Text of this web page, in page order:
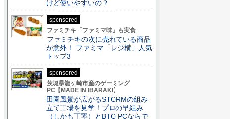
けど使いやすいの？
sponsored
ファミチキ「ファミマ味」も実食
ファミチキの次に売れている商品
が意外！ ファミマ「レジ横」人気
トップ3
sponsored
茨城県龍ヶ崎市産のゲーミング
PC【MADE IN IBARAKI】
田園風景が広がるSTORMの組み
立て工場を見学！プロの早組み
（しかも丁寧）とBTO PCならで